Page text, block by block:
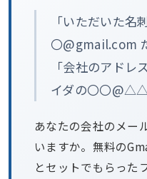
「いただいた名
〇@gmail.com
「会社のアドレ
イダの〇〇
あなたの会社のメー
いますか。無料の
とセットでもらった